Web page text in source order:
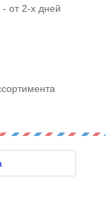
от 2-х дней